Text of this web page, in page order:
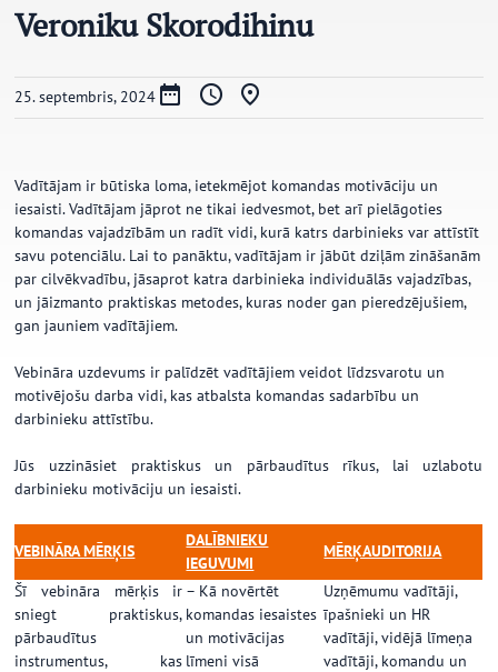
Veroniku Skorodihinu
25. septembris, 2024
Vadītājam ir būtiska loma, ietekmējot komandas motivāciju un
iesaisti. Vadītājam jāprot ne tikai iedvesmot, bet arī pielāgoties
komandas vajadzībām un radīt vidi, kurā katrs darbinieks var attīstīt
savu potenciālu. Lai to panāktu, vadītājam ir jābūt dziļām zināšanām
par cilvēkvadību, jāsaprot katra darbinieka individuālās vajadzības,
un jāizmanto praktiskas metodes, kuras noder gan pieredzējušiem,
gan jauniem vadītājiem.
Vebināra uzdevums ir palīdzēt vadītājiem veidot līdzsvarotu un
motivējošu darba vidi, kas atbalsta komandas sadarbību un
darbinieku attīstību.
Jūs uzzināsiet praktiskus un pārbaudītus rīkus, lai uzlabotu
darbinieku motivāciju un iesaisti.
VEBINĀRA MĒRĶIS
DALĪBNIEKU
IEGUVUMI
MĒRĶAUDITORIJA
Šī vebināra mērķis ir
sniegt praktiskus,
pārbaudītus
instrumentus, kas
– Kā novērtēt
komandas iesaistes
un motivācijas
līmeni visā
Uzņēmumu vadītāji,
īpašnieki un HR
vadītāji, vidējā līmeņa
vadītāji, komandu un